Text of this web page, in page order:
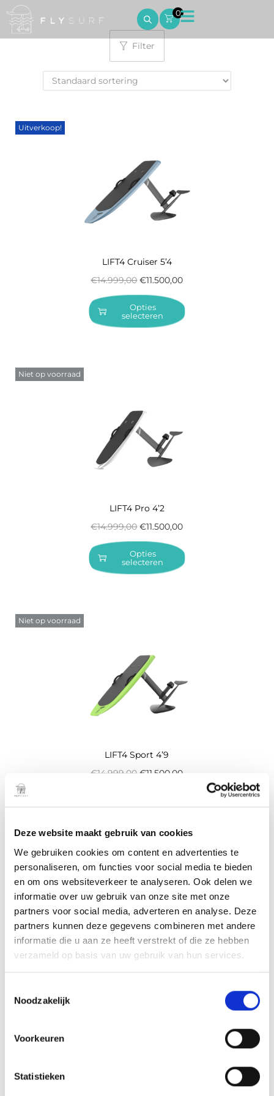
Deze website maakt gebruik van cookies
We gebruiken cookies om content en advertenties te
personaliseren, om functies voor social media te bieden
en om ons websiteverkeer te analyseren. Ook delen we
informatie over uw gebruik van onze site met onze
partners voor social media, adverteren en analyse. Deze
partners kunnen deze gegevens combineren met andere
informatie die u aan ze heeft verstrekt of die ze hebben
verzameld op basis van uw gebruik van hun services.
Noodzakelijk
Voorkeuren
Statistieken
0
Filter
Uitverkoop!
LIFT4 Cruiser 5’4
€14.999,00 €11.500,00
Opties
selecteren
Niet op voorraad
LIFT4 Pro 4’2
€14.999,00 €11.500,00
Opties
selecteren
Niet op voorraad
LIFT4 Sport 4’9
€14.999,00 €11.500,00
selecteren